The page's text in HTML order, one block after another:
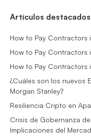
Artículos destacados
How to Pay Contractors
How to Pay Contractors
How to Pay Contractors
¿Cuáles son los nuevos
Morgan Stanley?
Resiliencia Cripto en
Crisis de Gobernanza
Implicaciones del